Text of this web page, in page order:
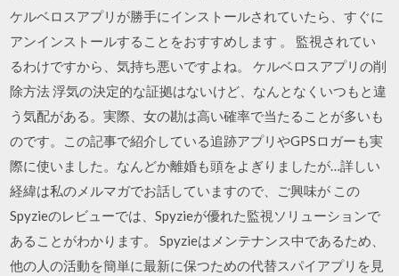
ケルベロスアプリが勝手にインストールされていたら、すぐに
アンインストールすることをおすすめします 。 監視されてい
るわけですから、気持ち悪いですよね。 ケルベロスアプリの削
除方法 浮気の決定的な証拠はないけど、なんとなくいつもと違
う気配がある。実際、女の勘は高い確率で当たることが多いも
のです。この記事で紹介している追跡アプリやGPSロガーも実
際に使いました。なんどか離婚も頭をよぎりましたが…詳しい
経緯は私のメルマガでお話していますので、ご興味が この
Spyzieのレビューでは、Spyzieが優れた監視ソリューションで
あることがわかります。 Spyzieはメンテナンス中であるため、
他の人の活動を簡単に最新に保つための代替スパイアプリを見